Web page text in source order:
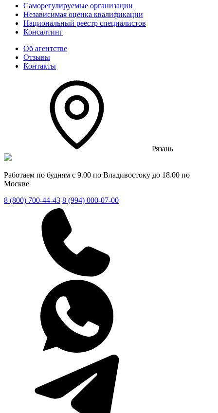
Саморегулируемые организации
Независимая оценка квалификации
Национальный реестр специалистов
Консалтинг
Об агентстве
Отзывы
Контакты
Рязань
Работаем по будням с 9.00 по Владивостоку до 18.00 по
Москве
8 (800) 700-44-43 8 (994) 000-07-00